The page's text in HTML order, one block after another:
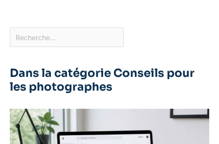
Dans la catégorie Conseils pour
les photographes